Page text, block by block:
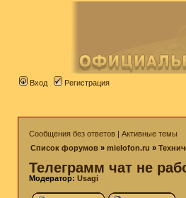
Вход Регистрация
Сообщения без ответов | Активные темы
Список форумов » mielofon.ru »
Телеграмм чат не
Модератор: Usagi